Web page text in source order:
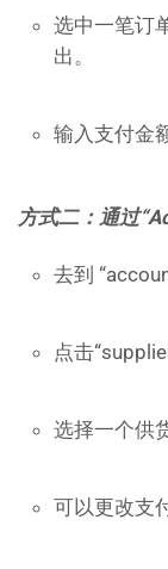
选中一笔订
出。
输入支付金
方式二：通过
去到
点击
选择一个供
可以更改支